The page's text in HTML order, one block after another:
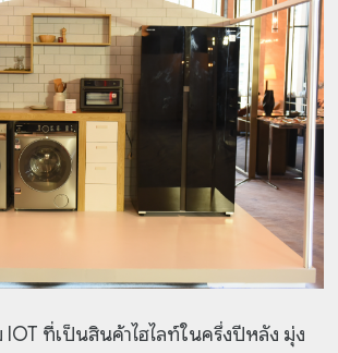
IOT ที่เป็นสินค้าไฮไลท์ในครึ่งปีหลัง มุ่ง